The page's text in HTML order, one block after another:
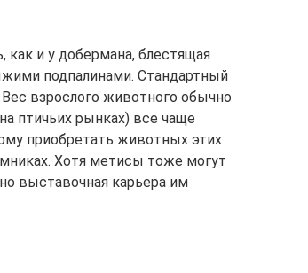
и у добермана, блестящая
подпалинами. Стандартный
взрослого животного обычно
птичьих рынках) все чаще
приобретать животных этих
Хотя метисы тоже могут
выставочная карьера им